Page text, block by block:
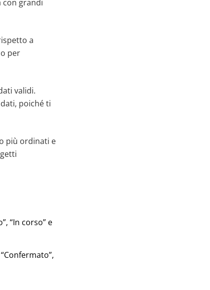
grandi
a
per
validi.
poiché ti
più ordinati e
“In corso” e